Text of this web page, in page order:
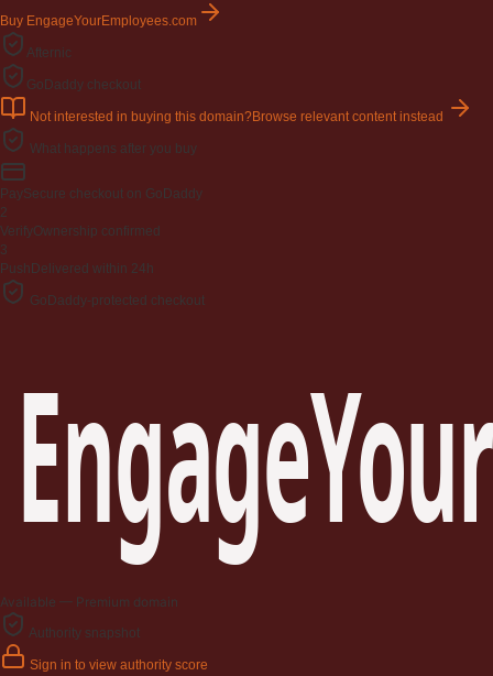
Buy EngageYourEmployees.com
Afternic
GoDaddy checkout
Not interested in buying this domain?Browse relevant content instead
What happens after you buy
PaySecure checkout on GoDaddy
2
VerifyOwnership confirmed
3
Push Delivered within 24h
GoDaddy-protected checkout
Available — Premium domain
Authority snapshot
Sign in to view authority score